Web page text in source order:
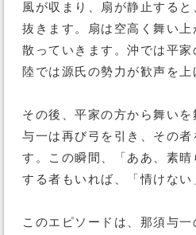
風が収まり、扇が静止する
抜きます。扇は空高く舞い上
散っていきます。沖では平家
陸では源氏の勢力が歓声を上
その後、平家の方から舞いを
与一は再び弓を引き、その者
す。この瞬間、「ああ、素
する者もいれば、「情けない
このエピソードは、那須与